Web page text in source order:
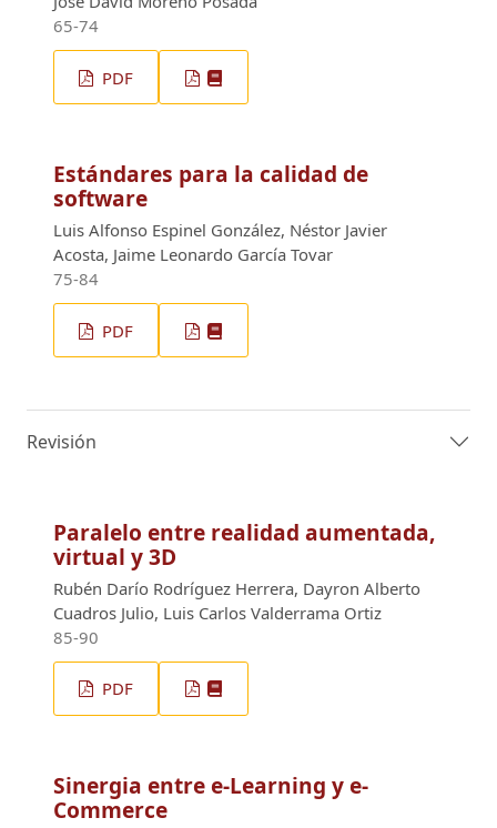
65-74
PDF
Estándares para la calidad de
software
Luis Alfonso Espinel González, Néstor Javier
Acosta, Jaime Leonardo García Tovar
75-84
PDF
Revisión
Paralelo entre realidad aumentada,
virtual y 3D
Rubén Darío Rodríguez Herrera, Dayron Alberto
Cuadros Julio, Luis Carlos Valderrama Ortiz
85-90
PDF
Sinergia entre e-Learning y e-
Commerce